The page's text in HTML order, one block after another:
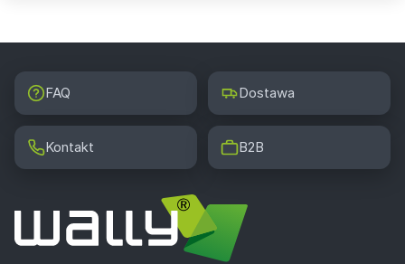
FAQ Dostawa
Kontakt B2B